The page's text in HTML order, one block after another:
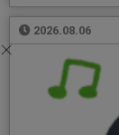
2026.08.06